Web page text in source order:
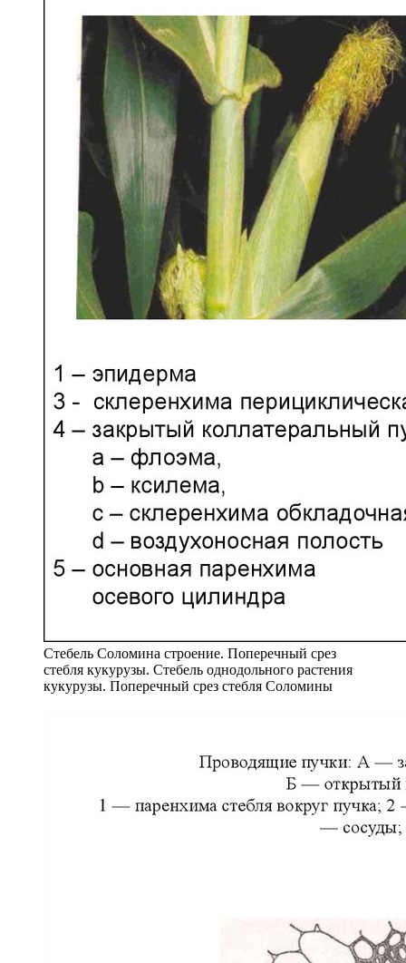
Стебель Соломина строение. Поперечный срез
стебля кукурузы. Стебель однодольного растения
кукурузы. Поперечный срез стебля Соломины